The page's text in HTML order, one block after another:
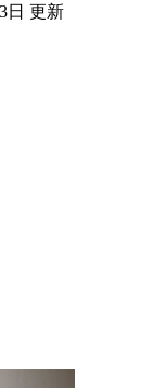
日 更新